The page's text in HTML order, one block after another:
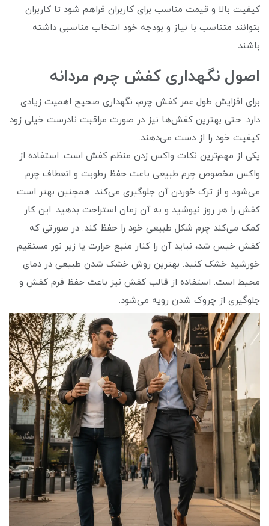
کیفیت بالا و قیمت مناسب برای کاربران فراهم شود تا کاربران
بتوانند متناسب با نیاز و بودجه خود انتخاب مناسبی داشته
باشند.
اصول نگهداری کفش چرم مردانه
برای افزایش طول عمر کفش چرم، نگهداری صحیح اهمیت زیادی
دارد. حتی بهترین کفش‌ها نیز در صورت مراقبت نادرست خیلی زود
کیفیت خود را از دست می‌دهند.
یکی از مهم‌ترین نکات واکس زدن منظم کفش است. استفاده از
واکس مخصوص چرم طبیعی باعث حفظ رطوبت و انعطاف چرم
می‌شود و از ترک خوردن آن جلوگیری می‌کند. همچنین بهتر است
کفش را هر روز نپوشید و به آن زمان استراحت بدهید. این کار
کمک می‌کند چرم شکل طبیعی خود را حفظ کند. در صورتی که
کفش خیس شد، نباید آن را کنار منبع حرارت یا زیر نور مستقیم
خورشید خشک کنید. بهترین روش خشک شدن طبیعی در دمای
محیط است. استفاده از قالب کفش نیز باعث حفظ فرم کفش و
جلوگیری از چروک شدن رویه می‌شود.